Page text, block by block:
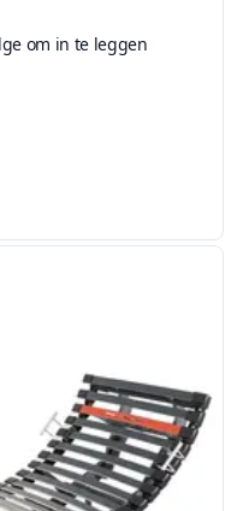
om in te leggen